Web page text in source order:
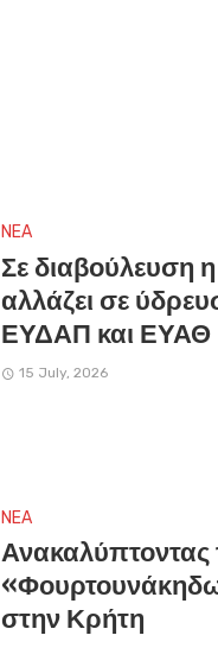
NEA
Σε διαβούλευση
αλλάζει σε
ΕΥΔΑΠ και ΕΥΑΘ
15 July, 2026
NEA
Ανακαλύπτοντας
στην Κρήτη